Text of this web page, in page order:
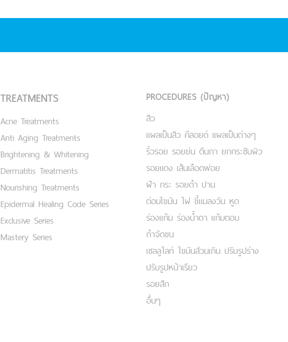
TREATMENTS
Acne Treatments
Anti Aging Treatments
Brightening & Whitening
Dermatitis Treatments
Nourishing Treatments
Epidermal Healing Code Series
Exclusive Series
Mastery Series
PROCEDURES (ปัญหา)
สิว
แผลเป็นสิว คีลอยด์ แผลเป็นต่างๆ
ริ้วรอย รอยย่น ตีนกา ยกกระชับผิว
รอยแดง เส้นเลือดฟอย
ฝ้า กระ รอยดำ ปาน
ต่อมไขมัน ไฝ ขี้แมลงวัน หูด
ร่องแก้ม ร่องน้ำตา แก้มตอบ
กำจัดขน
เชลลูไลท์ ไขมันส่วนเกิน ปรับรูปร่าง
ปรับรูปหน้าเรียว
รอยสัก
อื่นๆ